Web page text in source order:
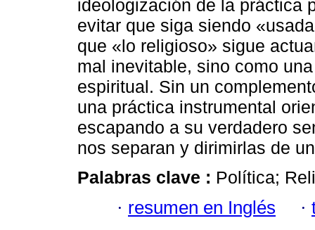
ideologización de la práctica
evitar que siga siendo
que «lo religioso» sigue
mal inevitable, sino como
espiritual. Sin un
una práctica instrumental
escapando a su verdadero
nos separan y dirimirlas de
Palabras clave : Política;
· resumen en Inglés ·